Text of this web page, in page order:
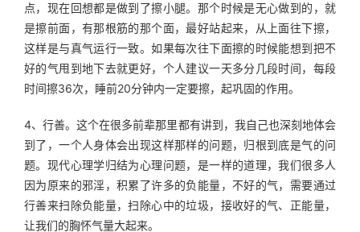
点，现在回想都是做到了擦小腿。那个时候是无心做到的，就
是擦前面，有那根筋的那个面，最好站起来，从上面往下擦，
这样是与真气运行一致。如果每次往下面擦的时候能想到把不
好的气甩到地下去就更好，个人建议一天多分几段时间，每段
时间擦36次，睡前20分钟内一定要擦，起巩固的作用。
4、行善。这个在很多前辈那里都有讲到，我自己也深刻地体会
到了，一个人身体会出现这样那样的问题，归根到底是气的问
题。现代心理学归结为心理问题，是一样的道理，我们很多人
因为原来的邪淫，积累了许多的负能量，不好的气，需要通过
行善来扫除负能量，扫除心中的垃圾，接收好的气、正能量，
让我们的胸怀气量大起来。